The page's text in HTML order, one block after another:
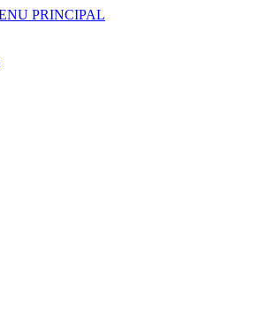
PRINCIPAL